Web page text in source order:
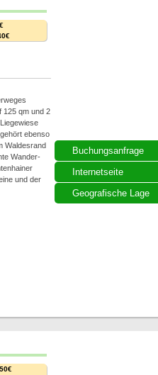
Buchungsanfrage
Internetseite
Geografische Lage
125 qm und 2
ebenso
Waldesrand
Wander-
und der